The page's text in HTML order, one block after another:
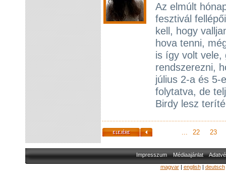
Az elmúlt
fesztivál
kell, hogy
hova tenni,
is így volt vele,
rendszerezni,
július 2-a és 5-
folytatva, de
Birdy lesz
... 22 23
Impresszum Médiaajánlat
magyar| english| deutsch